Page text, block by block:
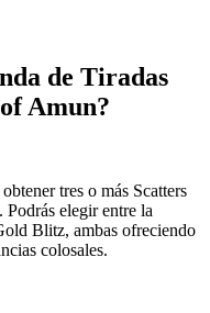
de Tiradas
Amun?
tres o más Scatters
Podrás elegir entre la
Blitz, ambas ofreciendo
colosales.